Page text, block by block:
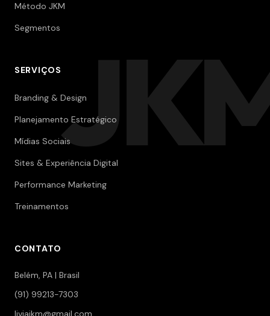
Método JKM
Segmentos
SERVIÇOS
Branding & Design
Planejamento Estratégico
Mídias Sociais
Sites & Experiência Digital
Performance Marketing
Treinamentos
CONTATO
Belém, PA | Brasil
(91) 99213-7303
liviajkm@gmail.com